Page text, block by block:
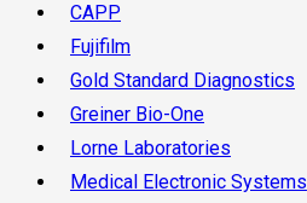
CAPP
Fujifilm
Gold Standard Diagnostics
Greiner Bio-One
Lorne Laboratories
Medical Electronic Systems